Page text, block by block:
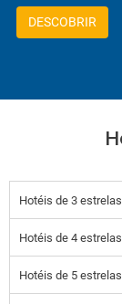
DESCOBRIR
Hotéis de 3 estrelas
Hotéis de 4 estrelas
Hotéis de 5 estrelas